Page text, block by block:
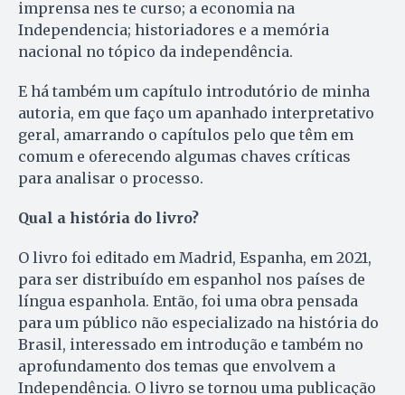
imprensa nes te curso; a economia na
Independencia; historiadores e a memória
nacional no tópico da independência.
E há também um capítulo introdutório de minha
autoria, em que faço um apanhado interpretativo
geral, amarrando o capítulos pelo que têm em
comum e oferecendo algumas chaves críticas
para analisar o processo.
Qual a história do livro?
O livro foi editado em Madrid, Espanha, em 2021,
para ser distribuído em espanhol nos países de
língua espanhola. Então, foi uma obra pensada
para um público não especializado na história do
Brasil, interessado em introdução e também no
aprofundamento dos temas que envolvem a
Independência. O livro se tornou uma publicação